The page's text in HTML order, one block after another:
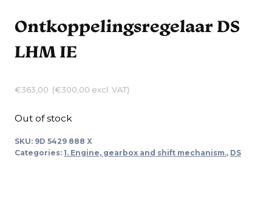
Ontkoppelingsregelaar DS
LHM IE
€363,00 (€300,00 excl. VAT)
Out of stock
SKU: 9D 5429 888 X
Categories: 1. Engine, gearbox and shift mechanism., DS